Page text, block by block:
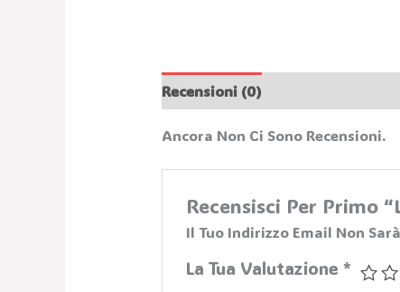
Recensioni (0)
Ancora Non Ci Sono Recensioni.
Recensisci Per Primo
Il Tuo Indirizzo Email Non
La Tua Valutazione*